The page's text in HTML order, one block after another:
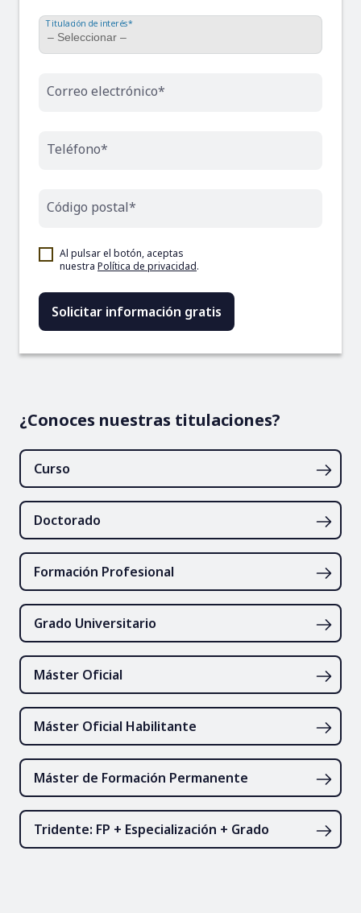
Titulación de interés*
Correo electrónico*
Teléfono*
Código postal*
Al pulsar el botón, aceptas
nuestra Política de privacidad.
¿Conoces nuestras titulaciones?
Curso
Doctorado
Formación Profesional
Grado Universitario
Máster Oficial
Máster Oficial Habilitante
Máster de Formación Permanente
Tridente: FP + Especialización + Grado